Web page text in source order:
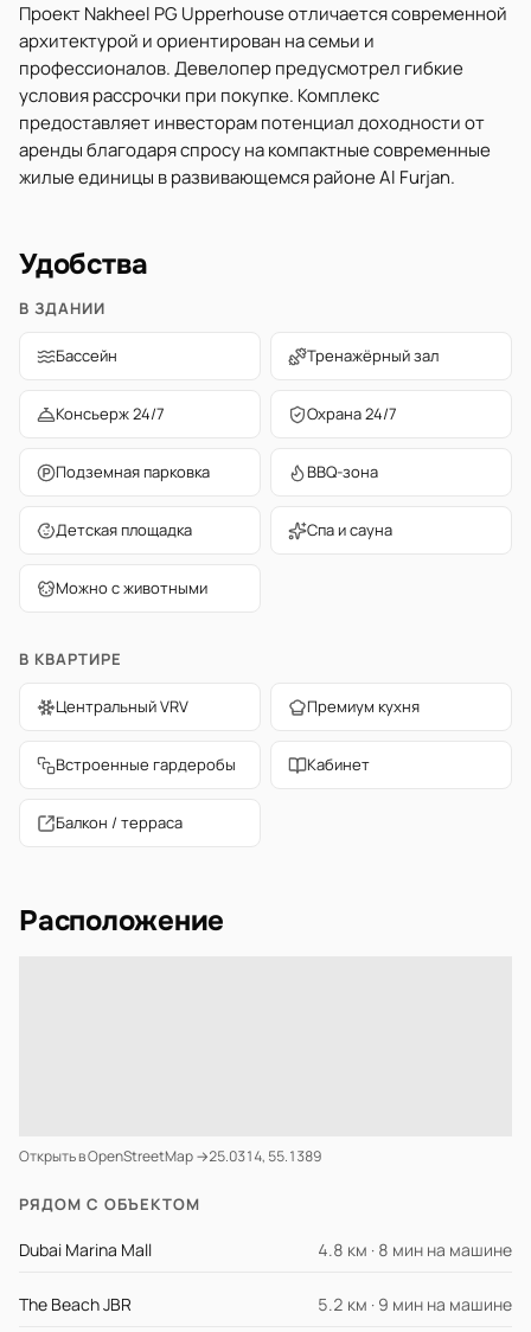
Проект Nakheel PG Upperhouse отличается современной
архитектурой и ориентирован на семьи и
профессионалов. Девелопер предусмотрел гибкие
условия рассрочки при покупке. Комплекс
предоставляет инвесторам потенциал доходности от
аренды благодаря спросу на компактные современные
жилые единицы в развивающемся районе Al Furjan.
Удобства
В ЗДАНИИ
Бассейн Тренажёрный зал
Консьерж 24/7 Охрана 24/7
Подземная парковка BBQ-зона
Детская площадка Спа и сауна
Можно с животными
В КВАРТИРЕ
Центральный VRV Премиум кухня
Встроенные гардеробы Кабинет
Балкон / терраса
Расположение
Открыть в OpenStreetMap →25.0314, 55.1389
РЯДОМ С ОБЪЕКТОМ
Dubai Marina Mall 4.8 км · 8 мин на машине
The Beach JBR 5.2 км · 9 мин на машине